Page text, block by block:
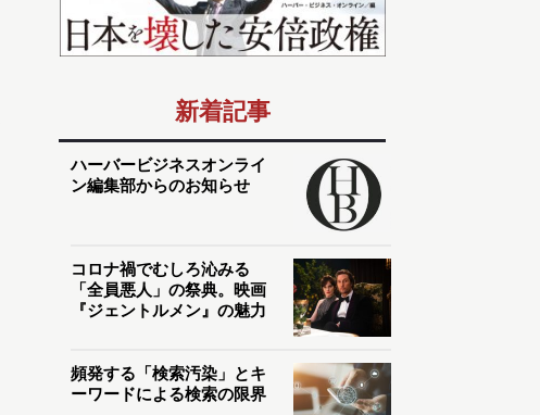
新着記事
ハーバービジネスオンライ
ン編集部からのお知らせ
コロナ禍でむしろ沁みる
「全員悪人」の祭典。映画
『ジェントルメン』の魅力
頻発する「検索汚染」とキ
ーワードによる検索の限界